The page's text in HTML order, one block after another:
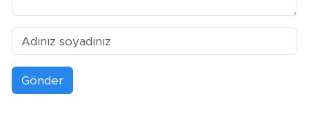
Gönder